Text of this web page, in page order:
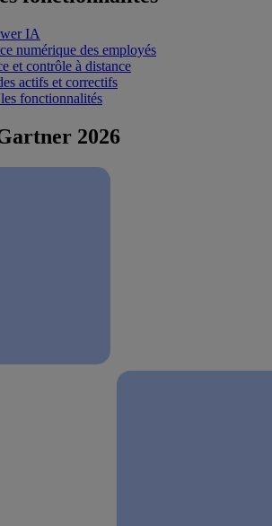
IA
numérique des employés
et contrôle à distance
actifs et correctifs
fonctionnalités
2026